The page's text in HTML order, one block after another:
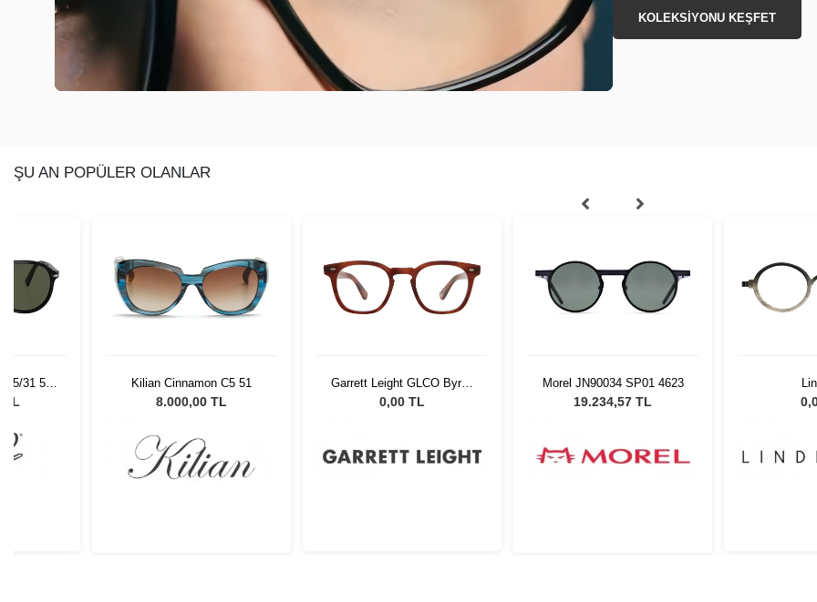
KOLEKSİYONU KEŞFET
ŞU AN POPÜLER OLANLAR
95/31 55
TL
Kilian Cinnamon C5 51
8.000,00 TL
Garrett Leight GLCO Byrne
46 Vintage Burnt Tortoise
0,00 TL
Morel JN90034 SP01 4623
19.234,57 TL